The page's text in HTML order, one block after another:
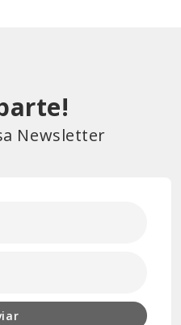
Newsletter